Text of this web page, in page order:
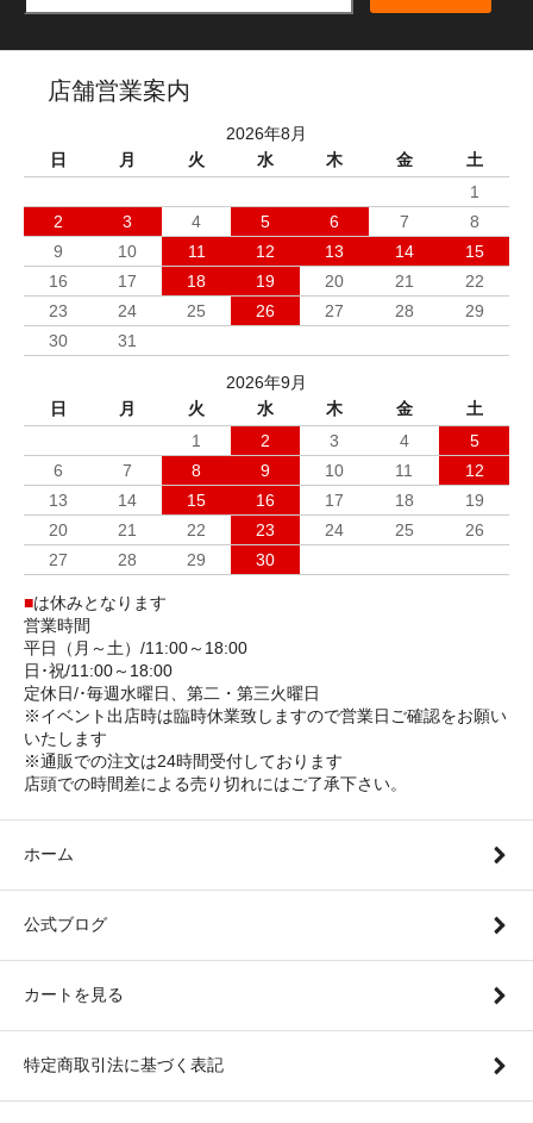
店舗営業案内
2026年8月
日
月 火 水 木 金
土
1
2
3 4 5 6 7
8
9
10 11 12 13 14
15
16
17 18 19 20 21
22
23
24 25 26 27 28
29
30
31
2026年9月
日
月 火 水 木 金
土
1
2 3 4
5
6
7 8 9 10 11
12
13
14 15 16 17 18
19
20
21 22 23 24 25
26
27
28 29 30
■は休みとなります
営業時間
平日（月～土）/11:00～18:00
日･祝/11:00～18:00
定休日/･毎週水曜日、第二・第三火曜日
※イベント出店時は臨時休業致しますので営業日ご確認をお願い
いたします
※通販での注文は24時間受付しております
店頭での時間差による売り切れにはご了承下さい。
ホーム
公式ブログ
カートを見る
特定商取引法に基づく表記